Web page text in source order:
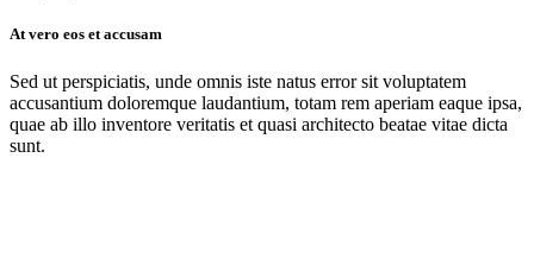
At vero eos et accusam
Sed ut perspiciatis, unde omnis iste natus error sit voluptatem
accusantium doloremque laudantium, totam rem aperiam eaque ipsa,
quae ab illo inventore veritatis et quasi architecto beatae vitae dicta
sunt.